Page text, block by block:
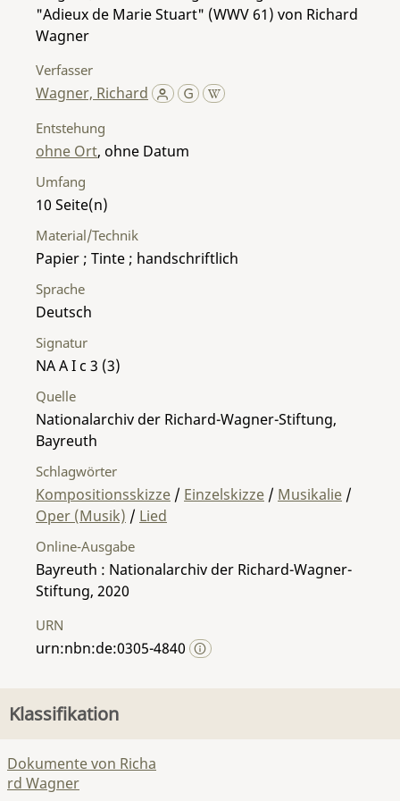
"Adieux de Marie Stuart" (WWV 61) von Richard
Wagner
Verfasser
Wagner, Richard
Entstehung
ohne Ort, ohne Datum
Umfang
10
Material/Technik
Papier ; Tinte ; handschriftlich
Sprache
Deutsch
Signatur
NA A I c 3 (3)
Quelle
Nationalarchiv der Richard-Wagner-Stiftung,
Bayreuth
Schlagwörter
Kompositionsskizze / Einzelskizze / Musikalie /
Oper (Musik) / Lied
Online-Ausgabe
Bayreuth : Nationalarchiv der Richard-Wagner-
Stiftung, 2020
URN
urn:nbn:de:0305-4840
Klassifikation
Dokumente von Richa
rd Wagner